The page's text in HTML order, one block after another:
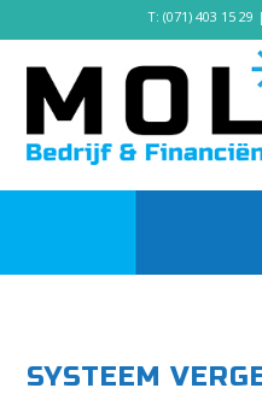
T: (071) 403 15 29
SYSTEEM